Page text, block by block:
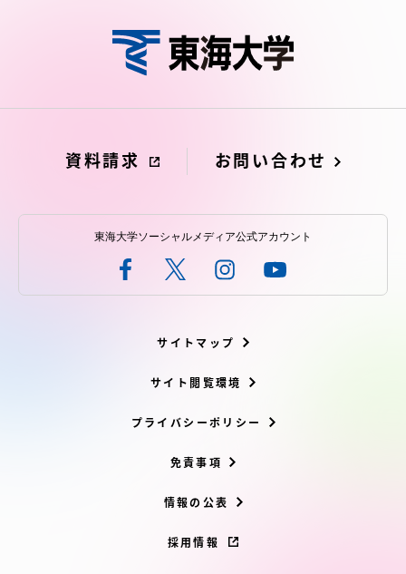
資料請求 お問い合わせ
東海大学ソーシャルメディア公式アカウント
サイトマップ
サイト閲覧環境
プライバシーポリシー
免責事項
情報の公表
採用情報